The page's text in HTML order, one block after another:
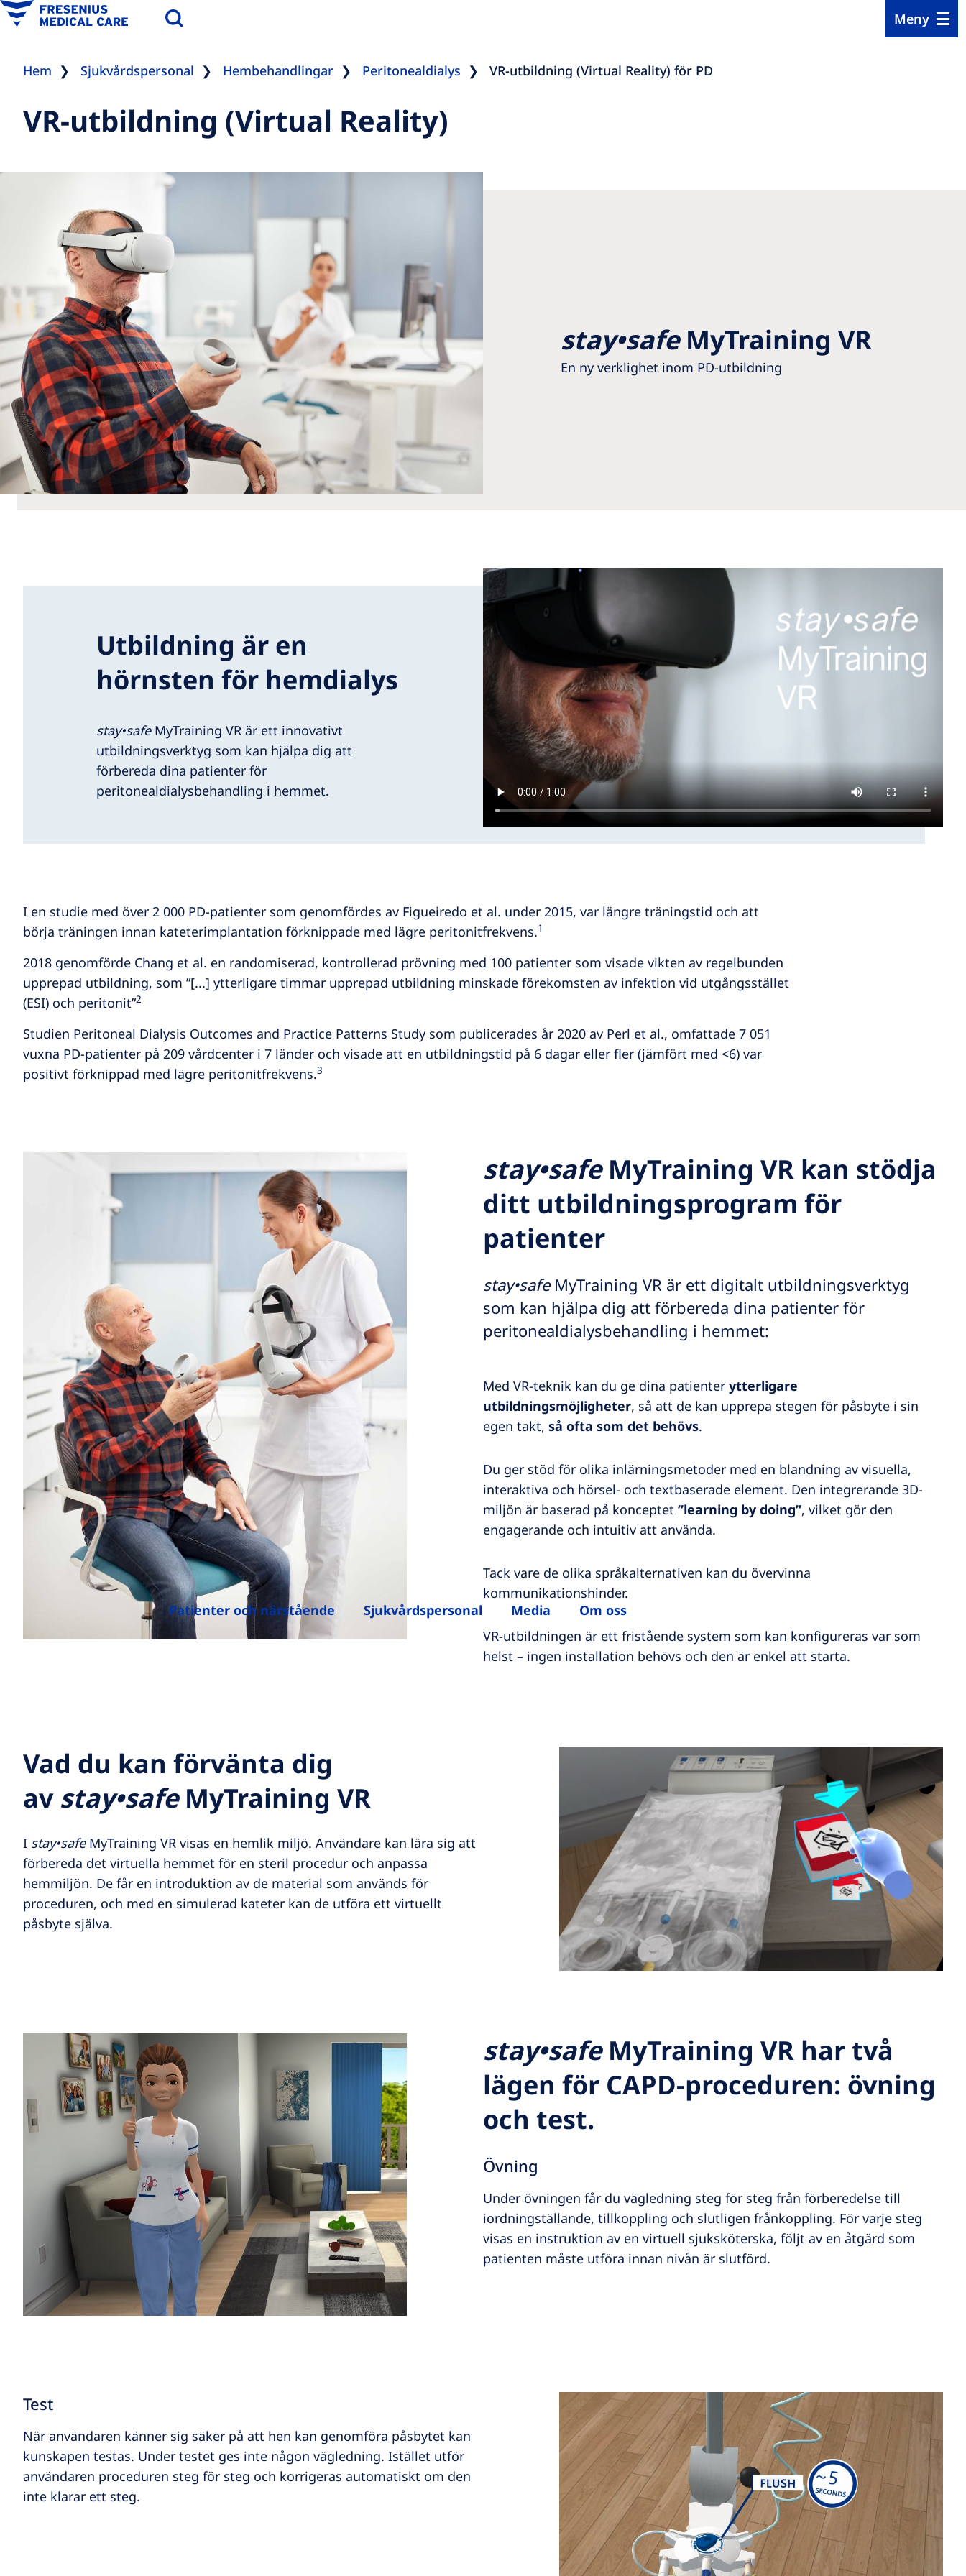
Meny
Patienter och närstående Sjukvårdspersonal Media Om oss
Hem Sjukvårdspersonal Hembehandlingar Peritonealdialys VR-utbildning (Virtual Reality) för PD
VR-utbildning (Virtual Reality)
stay•safe MyTraining VR
En ny verklighet inom PD-utbildning
Utbildning är en
hörnsten för hemdialys
stay•safeMyTraining VR är ett innovativt
utbildningsverktyg som kan hjälpa dig att
förbereda dina patienter för
peritonealdialysbehandling i hemmet.
I en studie med över 2 000 PD-patienter som genomfördes av Figueiredo et al. under 2015, var längre träningstid och att
börja träningen innan kateterimplantation förknippade med lägre peritonitfrekvens.1
2018 genomförde Chang et al. en randomiserad, kontrollerad prövning med 100 patienter som visade vikten av regelbunden
upprepad utbildning, som ”[...] ytterligare timmar upprepad utbildning minskade förekomsten av infektion vid utgångsstället
(ESI) och peritonit”2
Studien Peritoneal Dialysis Outcomes and Practice Patterns Study som publicerades år 2020 av Perl et al., omfattade 7 051
vuxna PD-patienter på 209 vårdcenter i 7 länder och visade att en utbildningstid på 6 dagar eller fler (jämfört med <6) var
positivt förknippad med lägre peritonitfrekvens.3
stay•safeMyTraining VR kan stödja
ditt utbildningsprogram för
patienter
stay•safeMyTraining VR är ett digitalt utbildningsverktyg
som kan hjälpa dig att förbereda dina patienter för
peritonealdialysbehandling i hemmet:
Med VR-teknik kan du ge dina patienter ytterligare
utbildningsmöjligheter, så att de kan upprepa stegen för påsbyte i sin
egen takt, så ofta som det behövs.
Du ger stöd för olika inlärningsmetoder med en blandning av visuella,
interaktiva och hörsel- och textbaserade element. Den integrerande 3D-
miljön är baserad på konceptet ”learning by doing”, vilket gör den
engagerande och intuitiv att använda.
Tack vare de olika språkalternativen kan du övervinna
kommunikationshinder.
VR-utbildningen är ett fristående system som kan konfigureras var som
helst – ingen installation behövs och den är enkel att starta.
Vad du kan förvänta dig
av stay•safeMyTraining VR
I stay•safeMyTraining VR visas en hemlik miljö. Användare kan lära sig att
förbereda det virtuella hemmet för en steril procedur och anpassa
hemmiljön. De får en introduktion av de material som används för
proceduren, och med en simulerad kateter kan de utföra ett virtuellt
påsbyte själva.
stay•safeMyTraining VR har två
lägen för CAPD-proceduren: övning
och test.
Övning
Under övningen får du vägledning steg för steg från förberedelse till
iordningställande, tillkoppling och slutligen frånkoppling. För varje steg
visas en instruktion av en virtuell sjuksköterska, följt av en åtgärd som
patienten måste utföra innan nivån är slutförd.
Test
När användaren känner sig säker på att hen kan genomföra påsbytet kan
kunskapen testas. Under testet ges inte någon vägledning. Istället utför
användaren proceduren steg för steg och korrigeras automatiskt om den
inte klarar ett steg.